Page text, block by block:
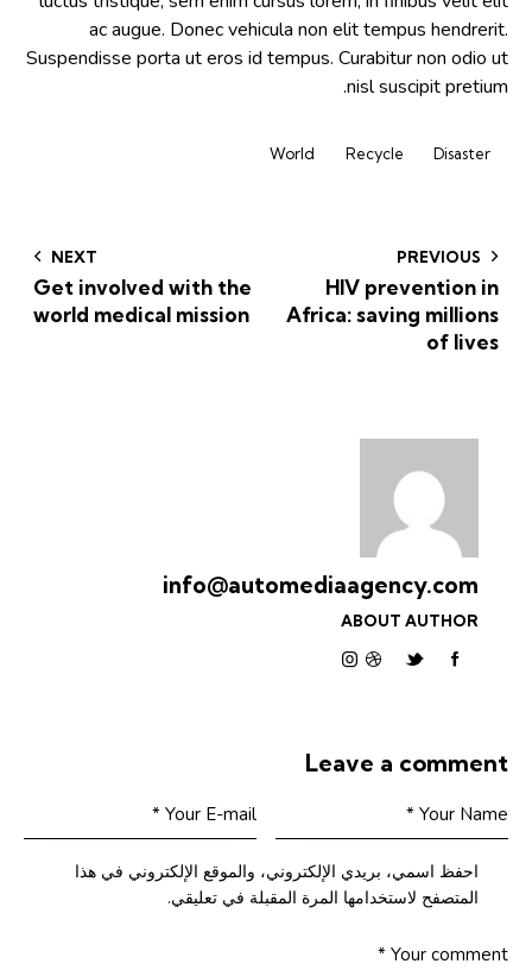
ac augue. Donec vehicula non elit tempus hendrerit.
Suspendisse porta ut eros id tempus. Curabitur non odio ut
nisl suscipit pretium.
Disaster
Recycle
World
PREVIOUS
HIV prevention in
Africa: saving millions
of lives
NEXT
Get involved with the
world medical mission
info@automediaagency.com
ABOUT AUTHOR
Leave a comment
احفظ اسمي، بريدي الإلكتروني، والموقع الإلكتروني في هذا
المتصفح لاستخدامها المرة المقبلة في تعليقي.